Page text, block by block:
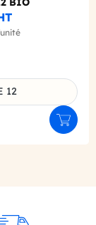
du produit
12